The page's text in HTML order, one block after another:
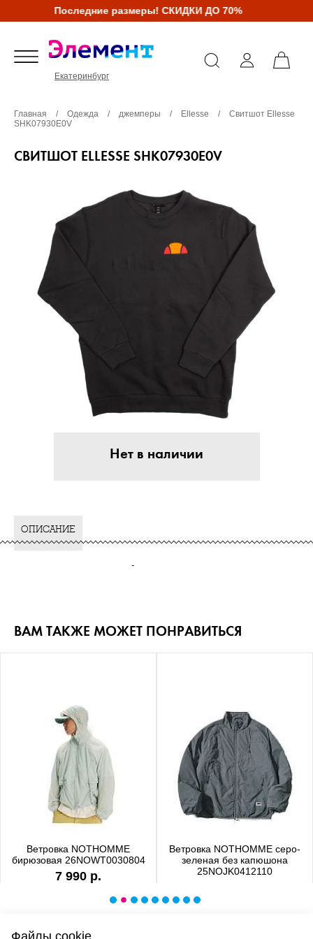
Последние размеры! СКИДКИ ДО 70%
Екатеринбург
Главная / Одежда / джемперы / Ellesse /
Свитшот Ellesse
SHK07930E0V
СВИТШОТ ELLESSE SHK07930E0V
Нет в наличии
ОПИСАНИЕ
-
ВАМ ТАКЖЕ МОЖЕТ ПОНРАВИТЬСЯ
Ветровка NOTHOMME
бирюзовая 26NOWT0030804
7 990 р.
Ветровка NOTHOMME серо-
зеленая без капюшона
25NOJK0412110
Файлы cookie